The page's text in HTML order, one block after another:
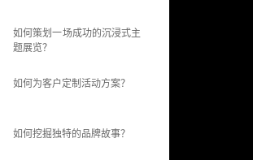
如何策划一场成功的沉浸式主
题展览？
如何为客户定制活动方案？
如何挖掘独特的品牌故事？